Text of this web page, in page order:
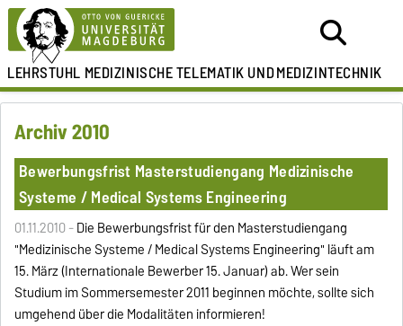
LEHRSTUHL MEDIZINISCHE TELEMATIK UNDMEDIZINTECHNIK
Archiv 2010
Bewerbungsfrist Masterstudiengang Medizinische
Systeme / Medical Systems Engineering
01.11.2010 -Die Bewerbungsfrist für den Masterstudiengang
"Medizinische Systeme / Medical Systems Engineering" läuft am
15. März (Internationale Bewerber 15. Januar) ab. Wer sein
Studium im Sommersemester 2011 beginnen möchte, sollte sich
umgehend über die Modalitäten informieren!